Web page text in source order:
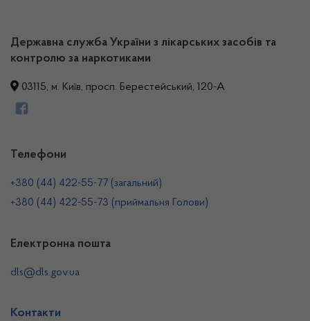
Державна служба України з лікарських засобів та
контролю за наркотиками
03115, м. Київ, просп. Берестейський, 120-А
Телефони
+380 (44) 422-55-77 (загальний)
+380 (44) 422-55-73 (приймальня Голови)
Електронна пошта
dls@dls.gov.ua
Контакти